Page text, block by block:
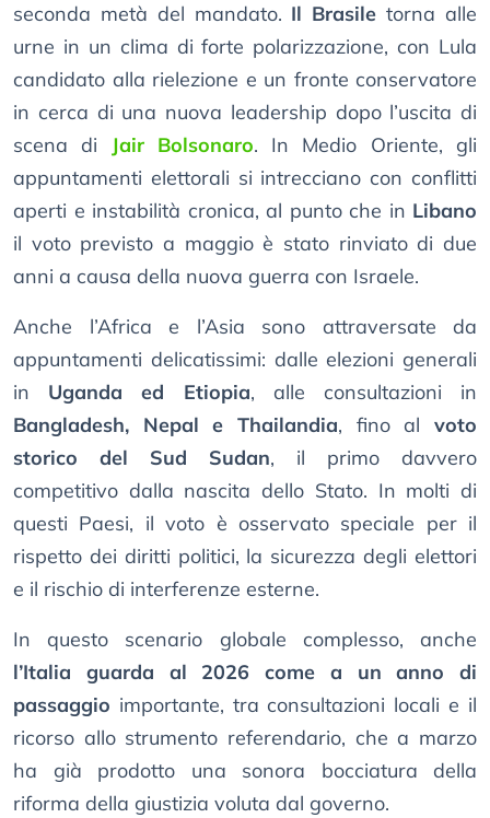
seconda metà del mandato. Il Brasile torna alle
urne in un clima di forte polarizzazione, con Lula
candidato alla rielezione e un fronte conservatore
in cerca di una nuova leadership dopo l’uscita di
scena di
Jair Bolsonaro. In Medio Oriente, gli
appuntamenti elettorali si intrecciano con conflitti
aperti e instabilità cronica, al punto che in Libano
il voto previsto a maggio è stato rinviato di due
anni a causa della nuova guerra con Israele.
Anche l’Africa e l’Asia sono attraversate da
appuntamenti delicatissimi: dalle elezioni generali
in Uganda ed Etiopia, alle consultazioni in
Bangladesh, Nepal e Thailandia, fino al voto
storico del Sud Sudan, il primo davvero
competitivo dalla nascita dello Stato. In molti di
questi Paesi, il voto è osservato speciale per il
rispetto dei diritti politici, la sicurezza degli elettori
e il rischio di interferenze esterne.
In questo scenario globale complesso, anche
l’Italia guarda al 2026 come a un anno di
passaggio importante, tra consultazioni locali e il
ricorso allo strumento referendario, che a marzo
ha già prodotto una sonora bocciatura della
riforma della giustizia voluta dal governo.